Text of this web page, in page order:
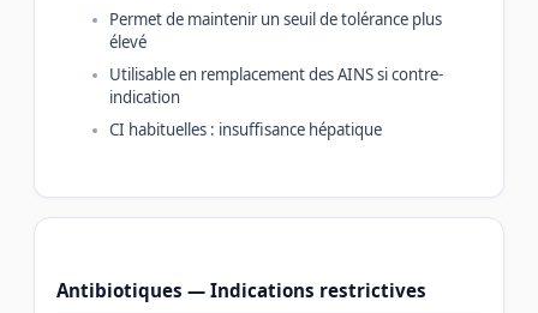
Permet de maintenir un seuil de tolérance plus
élevé
Utilisable en remplacement des AINS si contre-
indication
CI habituelles : insuffisance hépatique
Antibiotiques — Indications restrictives